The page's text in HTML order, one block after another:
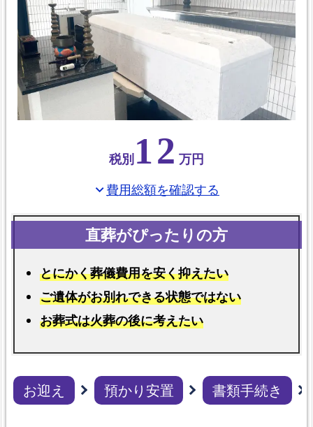
と
額
料
金
お
え
流
れ
よ
く
あ
る
と
回
税別12万円
expand_more費用総額を確認する
とにかく葬儀費用を安く抑えたい
ご遺体がお別れできる状態ではない
お葬式は火葬の後に考えたい
お迎え 預かり安置 書類手続き